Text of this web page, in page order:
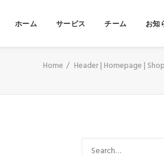
ホーム サービス チーム お知
Home Header | Homepage |